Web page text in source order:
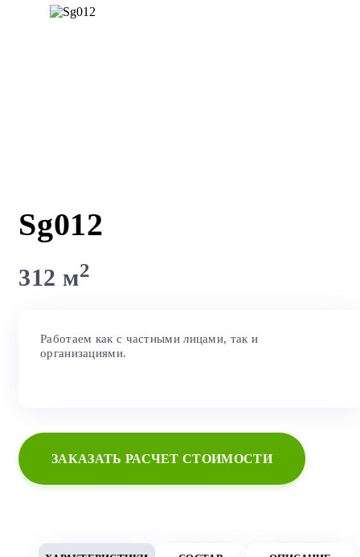
Sg012
312 м2
Работаем как с частными лицами, так и
организациями.
ЗАКАЗАТЬ РАСЧЕТ СТОИМОСТИ